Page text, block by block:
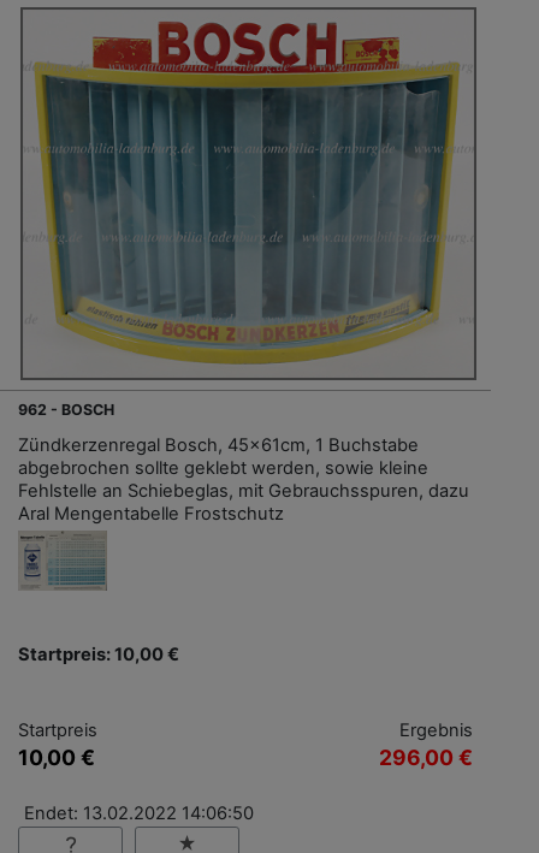
962 - BOSCH
Zündkerzenregal Bosch, 45x61cm, 1 Buchstabe
abgebrochen sollte geklebt werden, sowie kleine
Fehlstelle an Schiebeglas, mit Gebrauchsspuren, dazu
Aral Mengentabelle Frostschutz
Startpreis: 10,00 €
Startpreis
10,00 €
Ergebnis
296,00 €
Endet: 13.02.2022 14:06:50